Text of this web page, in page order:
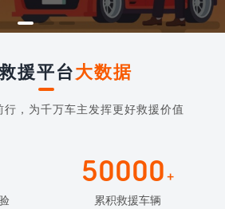
援平台大数据
，为千万车主发挥更好救援价值
50000 +
累积救援车辆